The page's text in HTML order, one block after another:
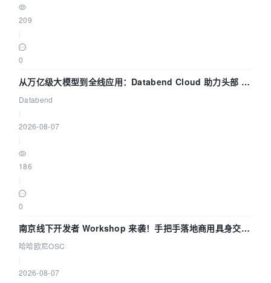
209
0
从万亿级大模型到全线应用：Databend Cloud 助力头部 AI
企业构建全链路 Trace 数据管道
Databend
2026-08-07
186
0
南京线下开发者 Workshop 来袭！手把手落地商用具身交互
智能 Agent 应用
哈哈欧尼OSC
2026-08-07